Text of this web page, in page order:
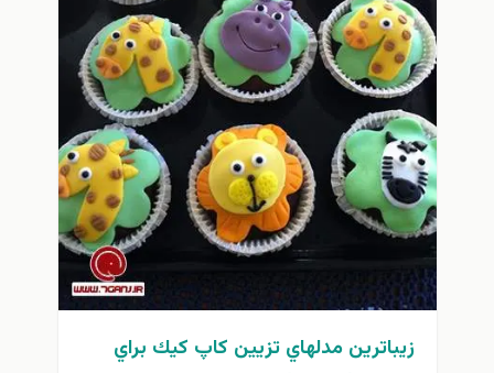
زيباترين مدلهاي تزيين كاپ كيك براي